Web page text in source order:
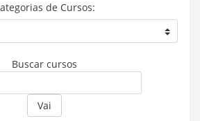
de Cursos:
Buscar cursos
Vai